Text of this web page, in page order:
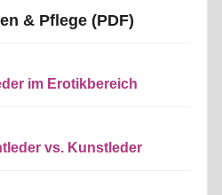
& Pflege (PDF)
im Erotikbereich
vs. Kunstleder